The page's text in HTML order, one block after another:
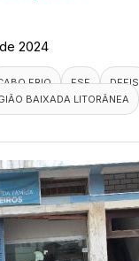
2024
FRIO ESF
DEFIS
BAIXADA LITORÂNEA